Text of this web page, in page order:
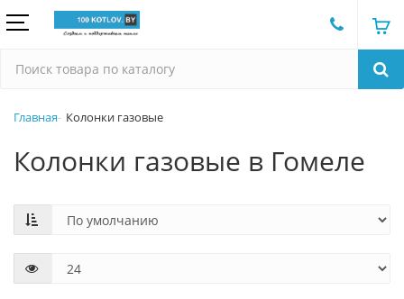
Главная Колонки газовые
Колонки газовые в Гомеле